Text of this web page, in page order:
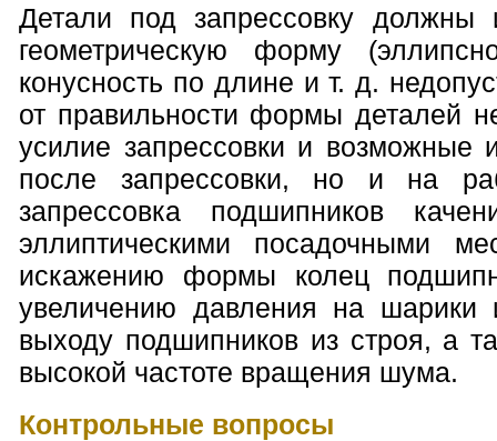
Детали под запрессовку должны
геометрическую форму
конусность по длине и т. д.
от правильности формы деталей
усилие запрессовки и возможные
после запрессовки, но и на
запрессовка подшипников
эллиптическими посадочными
искажению формы колец
увеличению давления на шарики
выходу подшипников из строя, а
высокой частоте вращения шума.
Контрольные вопросы